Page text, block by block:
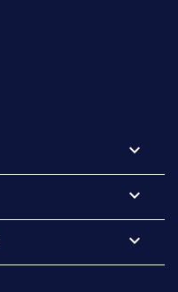
keyboard_arrow_down

